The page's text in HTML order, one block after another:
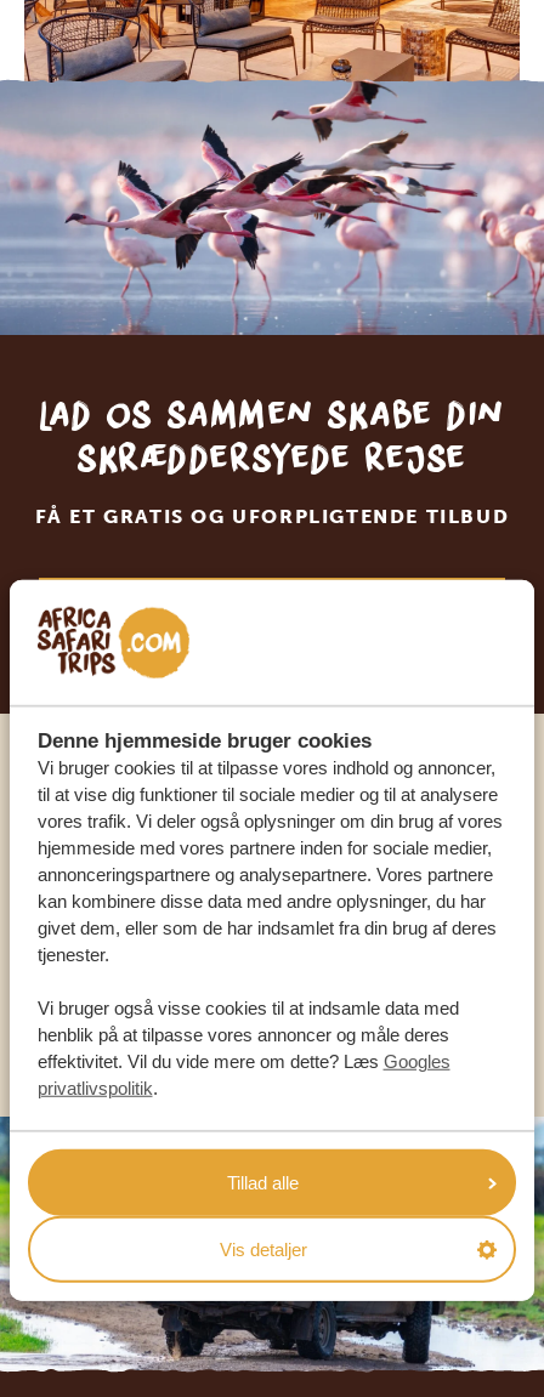
Denne hjemmeside bruger cookies
Vi bruger cookies til at tilpasse vores indhold og annoncer,
til at vise dig funktioner til sociale medier og til at analysere
vores trafik. Vi deler også oplysninger om din brug af vores
hjemmeside med vores partnere inden for sociale medier,
annonceringspartnere og analysepartnere. Vores partnere
kan kombinere disse data med andre oplysninger, du har
givet dem, eller som de har indsamlet fra din brug af deres
tjenester.
Vi bruger også visse cookies til at indsamle data med
henblik på at tilpasse vores annoncer og måle deres
effektivitet. Vil du vide mere om dette? Læs Googles
privatlivspolitik.
Tillad alle
Vis detaljer
Lad os sammen skabe din
skræddersyede rejse
FÅ ET GRATIS OG UFORPLIGTENDE TILBUD
BEGYND AT PLANLÆGGE DIN
Ring til en ekspert
VORES SPECIALISTER ER HER FOR AT
HJÆLPE DIG
KONTAKT OS
Footer